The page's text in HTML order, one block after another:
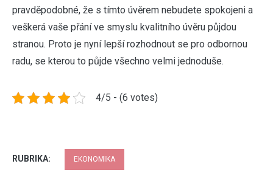
pravděpodobné, že s tímto úvěrem nebudete spokojeni a
veškerá vaše přání ve smyslu kvalitního úvěru půjdou
stranou. Proto je nyní lepší rozhodnout se pro odbornou
radu, se kterou to půjde všechno velmi jednoduše.
4/5 - (6 votes)
RUBRIKA: EKONOMIKA